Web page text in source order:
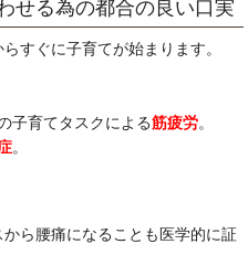
せる為の都合の良い口実
すぐに子育てが始まります。
子育てタスクによる筋疲労。
。
ら腰痛になることも医学的に証